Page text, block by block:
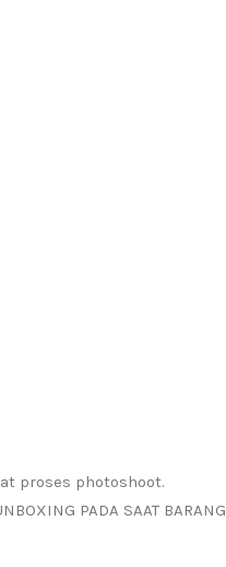
proses photoshoot.
PADA SAAT